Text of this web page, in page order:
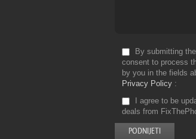
By submitting
consent to process
by you in the fields
Privacy Policy
I agree to be
deals from